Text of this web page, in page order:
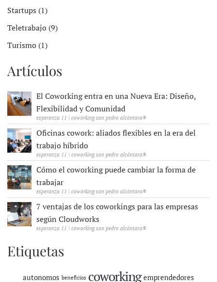
Startups (1)
Teletrabajo (9)
Turismo (1)
Artículos
El Coworking entra en una Nueva Era: Diseño,
Flexibilidad y Comunidad
esperanza 11 | coworking san pedro alcántara®
Oficinas cowork: aliados flexibles en la era del
trabajo híbrido
esperanza 11 | coworking san pedro alcántara®
Cómo el coworking puede cambiar la forma de
trabajar
esperanza 11 | coworking san pedro alcántara®
7 ventajas de los coworkings para las empresas
según Cloudworks
esperanza 11 | coworking san pedro alcántara®
Etiquetas
autonomos beneficios coworking emprendedores